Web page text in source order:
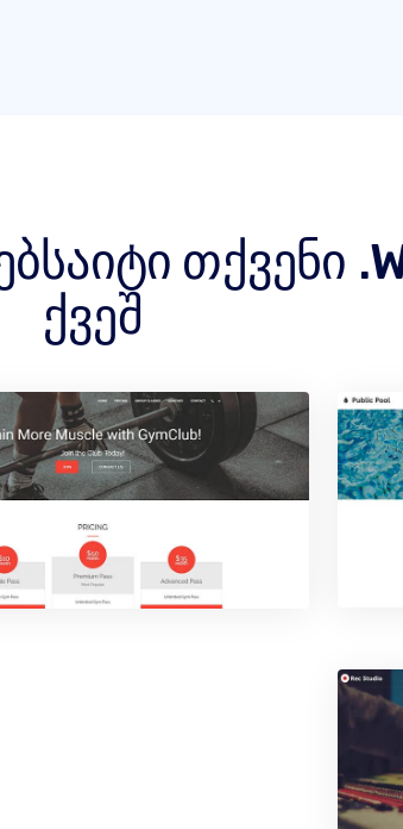
თქვენი
ქვეშ